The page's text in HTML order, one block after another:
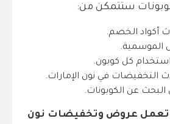
ستتمكن من:
أكواد الخصم.
الموسمية.
كل كوبون.
التخفيضات في نون الإمارات.
البحث عن الكوبونات.
تعمل عروض وتخفيضات نون